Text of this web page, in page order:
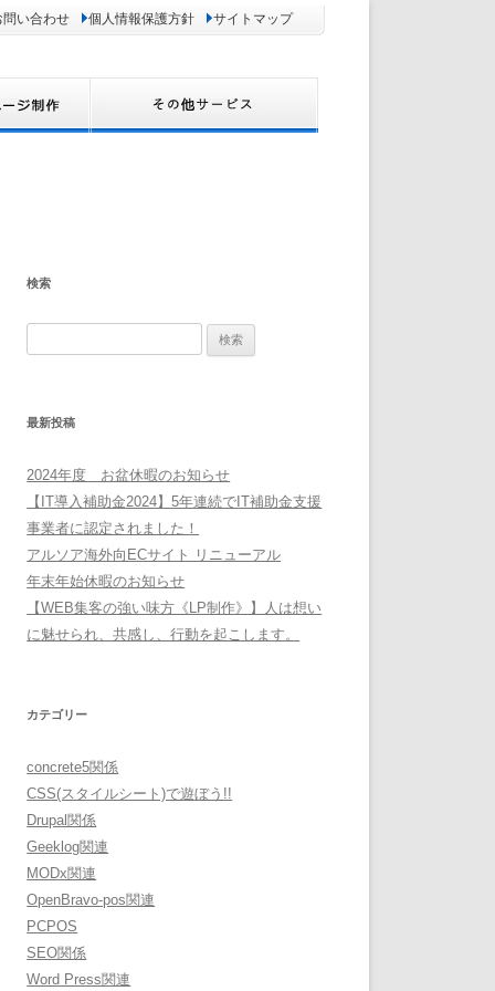
問い合わせ 個人情報保護方針 サイトマップ
検索
最新投稿
2024年度 お盆休暇のお知らせ
【IT導入補助金2024】5年連続でIT補助金支援
事業者に認定されました！
アルソア海外向ECサイト リニューアル
年末年始休暇のお知らせ
【WEB集客の強い味方《LP制作》】人は想い
に魅せられ、共感し、行動を起こします。
カテゴリー
concrete5関係
CSS(スタイルシート)で遊ぼう!!
Drupal関係
Geeklog関連
MODx関連
OpenBravo-pos関連
PCPOS
SEO関係
Word Press関連